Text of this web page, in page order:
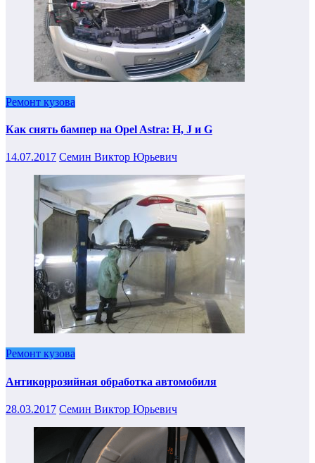
Ремонт кузова
Как снять бампер на Opel Astra: H, J и G
14.07.2017 Семин Виктор Юрьевич
Ремонт кузова
Антикоррозийная обработка автомобиля
28.03.2017 Семин Виктор Юрьевич